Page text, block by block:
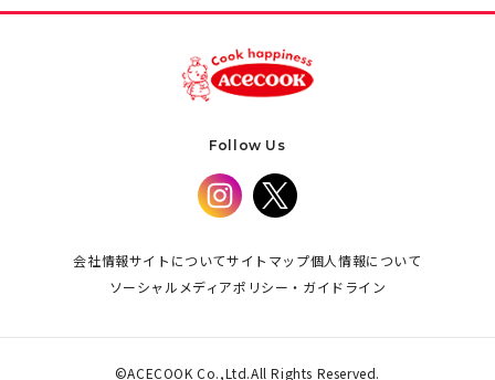
Follow Us
会社情報サイトについてサイトマップ個人情報について
ソーシャルメディアポリシー・ガイドライン
©ACECOOK Co.,Ltd.All Rights Reserved.